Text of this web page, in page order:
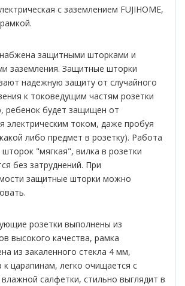
с заземлением FUJIHOME,
защитными шторками и
заземления. Защитные шторки
надежную защиту от случайного
к токоведущим частям розетки
ребенок будет защищен от
электрическим током, даже пробуя
либо предмет в розетку). Работа
"мягкая", вилка в розетки
без затруднений. При
защитные шторки можно
розетки выполнены из
высокого качества, рамка
из закаленного стекла 4 мм,
к царапинам, легко очищается с
салфетки, стильно выглядит в